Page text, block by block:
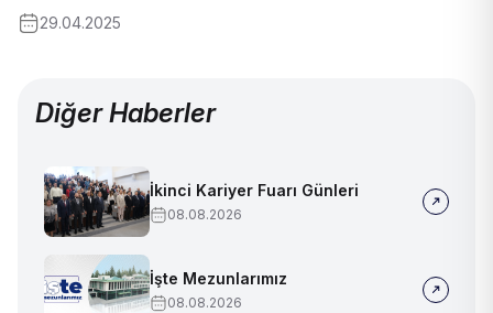
29.04.2025
Diğer Haberler
İkinci Kariyer Fuarı Günleri
08.08.2026
İşte Mezunlarımız
08.08.2026